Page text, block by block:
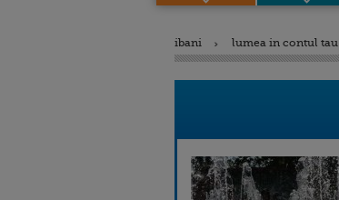
ibani lumea in contul tau